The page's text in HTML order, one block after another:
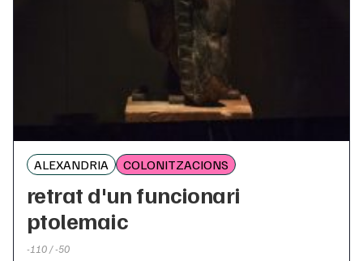
ALEXANDRIA COLONITZACIONS
retrat d'un funcionari
ptolemaic
-110 / -50